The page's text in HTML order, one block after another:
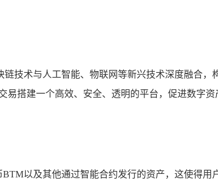
技术与人工智能、物联网等新兴技术深度融合，
搭建一个高效、安全、透明的平台，促进数字
以及其他通过智能合约发行的资产，这使得用